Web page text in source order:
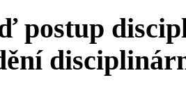
postup